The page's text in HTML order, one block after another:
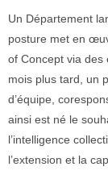
Un Département
posture met en
of Concept via des
mois plus tard, un
d’équipe,
ainsi est né le
l’intelligence
l’extension et la